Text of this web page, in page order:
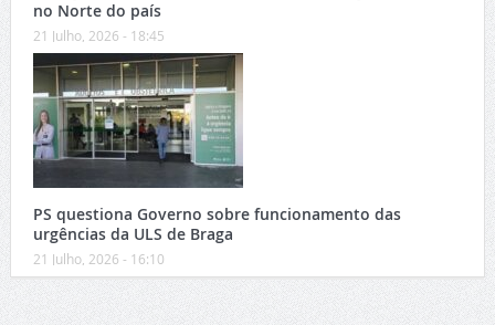
no Norte do país
21 Julho, 2026 - 18:45
PS questiona Governo sobre funcionamento das
urgências da ULS de Braga
21 Julho, 2026 - 16:10